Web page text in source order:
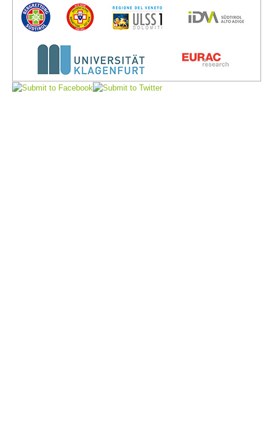
Comitato Direttivo